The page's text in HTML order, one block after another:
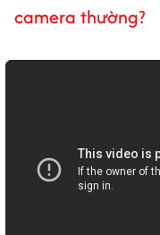
camera thường?